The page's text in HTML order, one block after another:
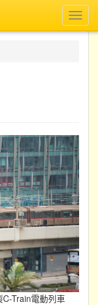
Train電動列車